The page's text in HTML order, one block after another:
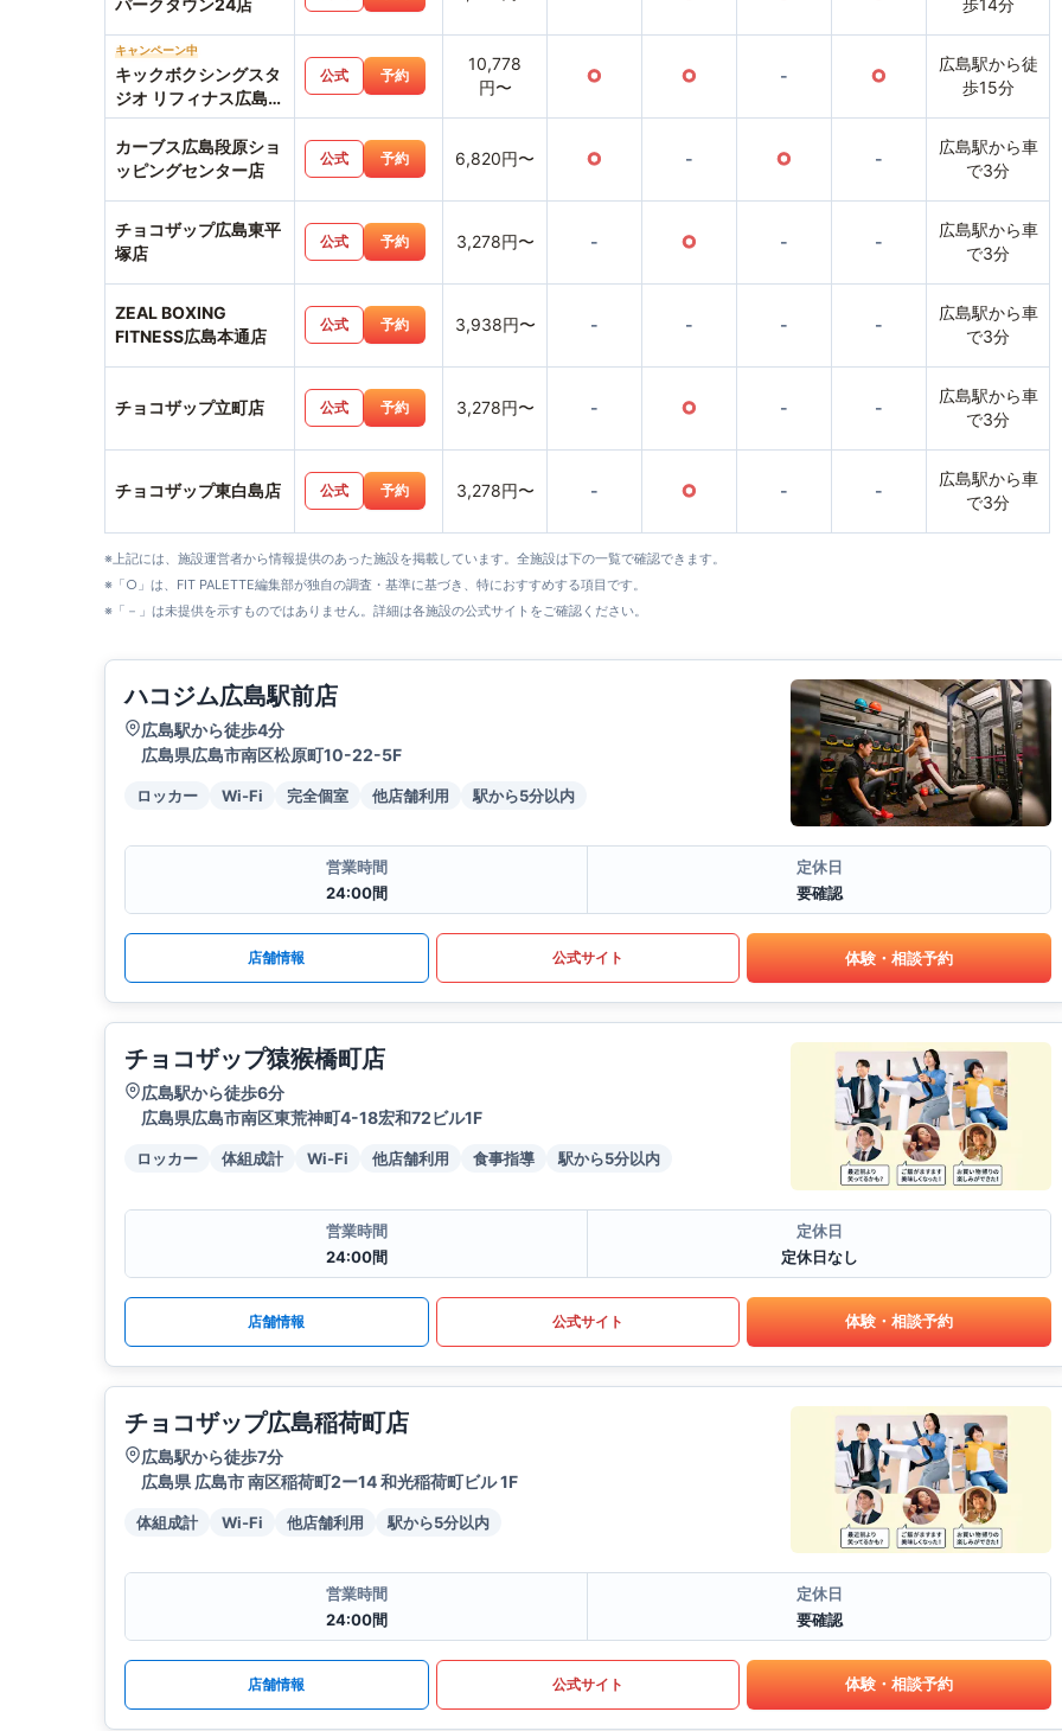
パークタウン24店
歩14分
キャンペーン中
キックボクシングスタ
ジオ リフィナス広島八
丁堀店
公式 予約
10,778
円〜
○ ○ - ○
広島駅から徒
歩15分
カーブス広島段原ショ
ッピングセンター店
公式 予約 6,820円〜 ○ - ○ -
広島駅から車
で3分
チョコザップ広島東平
塚店
公式 予約 3,278円〜 - ○ - -
広島駅から車
で3分
ZEAL BOXING
FITNESS広島本通店
公式 予約 3,938円〜 - - - -
広島駅から車
で3分
チョコザップ立町店 公式 予約 3,278円〜 - ○ - -
広島駅から車
で3分
チョコザップ東白島店 公式 予約 3,278円〜 - ○ - -
広島駅から車
で3分
※上記には、施設運営者から情報提供のあった施設を掲載しています。全施設は下の一覧で確認できます。
※「○」は、FIT PALETTE編集部が独自の調査・基準に基づき、特におすすめする項目です。
※「－」は未提供を示すものではありません。詳細は各施設の公式サイトをご確認ください。
ハコジム広島駅前店
広島駅から徒歩4分
広島県広島市南区松原町10-22-5F
ロッカー Wi-Fi 完全個室 他店舗利用 駅から5分以内
営業時間
24:00間
定休日
要確認
店舗情報 公式サイト 体験・相談予約
チョコザップ猿猴橋町店
広島駅から徒歩6分
広島県広島市南区東荒神町4-18宏和72ビル1F
ロッカー 体組成計 Wi-Fi 他店舗利用 食事指導 駅から5分以内
営業時間
24:00間
定休日
定休日なし
店舗情報 公式サイト 体験・相談予約
チョコザップ広島稲荷町店
広島駅から徒歩7分
広島県 広島市 南区稲荷町2ー14 和光稲荷町ビル 1F
体組成計 Wi-Fi 他店舗利用 駅から5分以内
営業時間
24:00間
定休日
要確認
店舗情報 公式サイト 体験・相談予約